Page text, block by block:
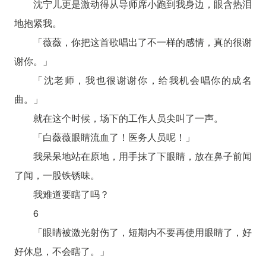
沈宁儿更是激动得从导师席小跑到我身边，眼含热泪
地抱紧我。
「薇薇，你把这首歌唱出了不一样的感情，真的很谢
谢你。」
「沈老师，我也很谢谢你，给我机会唱你的成名
曲。」
就在这个时候，场下的工作人员尖叫了一声。
「白薇薇眼睛流血了！医务人员呢！」
我呆呆地站在原地，用手抹了下眼睛，放在鼻子前闻
了闻，一股铁锈味。
我难道要瞎了吗？
6
「眼睛被激光射伤了，短期内不要再使用眼睛了，好
好休息，不会瞎了。」